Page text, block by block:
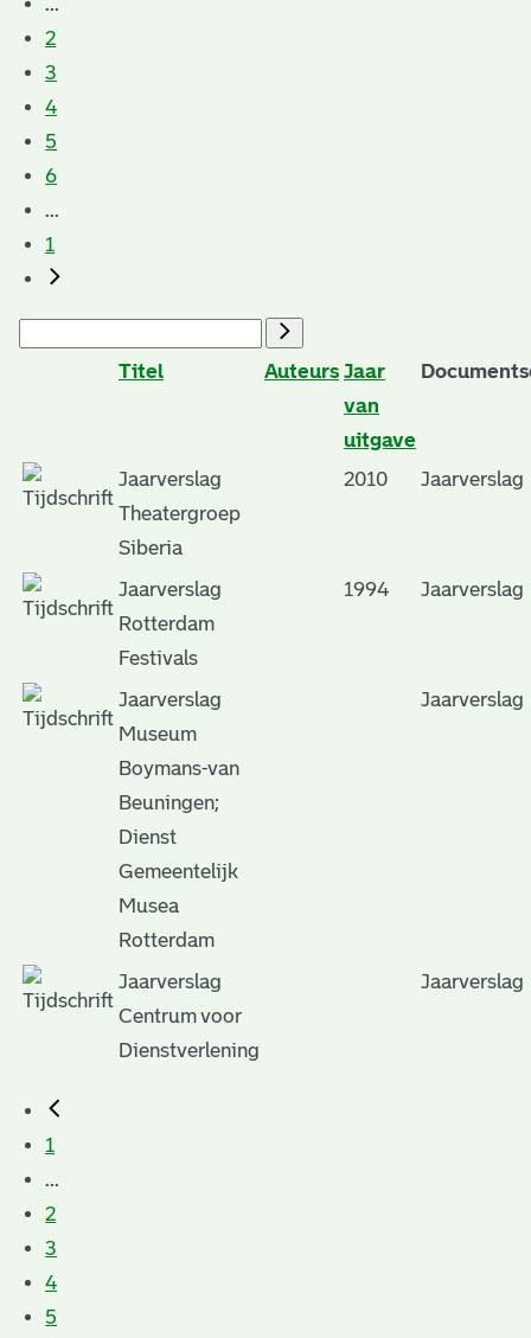
2
3
4
5
6
...
1
Titel Auteurs Jaar
van
uitgave
Jaarverslag
Theatergroep
Siberia
2010 Jaarverslag
Jaarverslag
Rotterdam
Festivals
1994 Jaarverslag
Jaarverslag
Museum
Boymans-van
Beuningen;
Dienst
Gemeentelijk
Musea
Rotterdam
Jaarverslag
Jaarverslag
Centrum voor
Dienstverlening
Jaarverslag
1
...
2
3
4
5